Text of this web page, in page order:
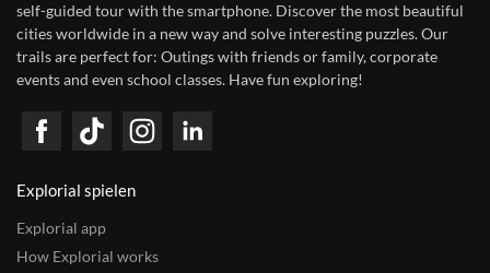
self-guided tour with the smartphone. Discover the most beautiful
cities worldwide in a new way and solve interesting puzzles. Our
trails are perfect for: Outings with friends or family, corporate
events and even school classes. Have fun exploring!
Explorial spielen
Explorial app
How Explorial works